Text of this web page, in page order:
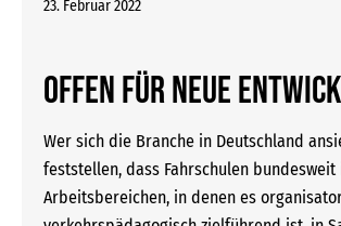
23. Februar 2022
Offen für neue
Wer sich die Branche in Deutschland
feststellen, dass Fahrschulen bundesweit
Arbeitsbereichen, in denen es